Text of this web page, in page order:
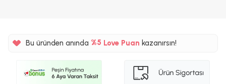
Bu üründen anında %5
%5
Love Puan kazanırsın!